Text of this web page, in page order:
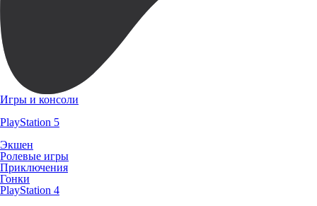
Игры и консоли
PlayStation 5
Экшен
Ролевые игры
Приключения
Гонки
PlayStation 4